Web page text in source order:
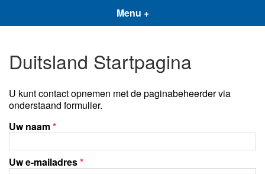
Menu +
Duitsland Startpagina
U kunt contact opnemen met de paginabeheerder via
onderstaand formulier.
Uw naam*
Uw e-mailadres*